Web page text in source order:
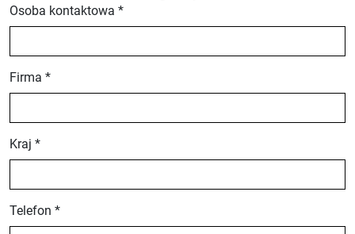
Osoba kontaktowa *
Firma *
Kraj *
Telefon *